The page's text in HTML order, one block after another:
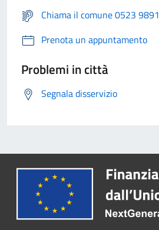
Chiama il comune 0523 9891
Prenota un appuntamento
Problemi in città
Segnala disservizio